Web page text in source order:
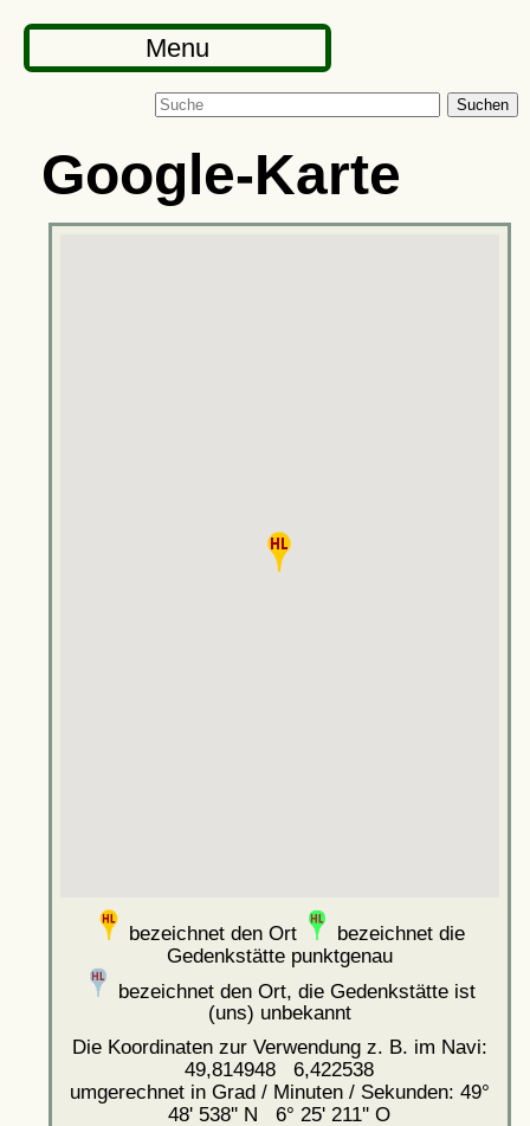
Menu
Suchen
Google-Karte
bezeichnet den Ort
bezeichnet die
Gedenkstätte punktgenau
bezeichnet den Ort, die Gedenkstätte ist
(uns) unbekannt
Die Koordinaten zur Verwendung z. B. im Navi:
49,814948 6,422538
umgerechnet in Grad / Minuten / Sekunden: 49°
48' 538'' N 6° 25' 211'' O